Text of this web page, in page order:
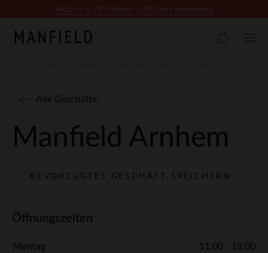
Alle Geschäfte
Manfield Arnhem
BEVORZUGTES GESCHÄFT SPEICHERN
Öffnungszeiten
Montag 11:00 - 18:00